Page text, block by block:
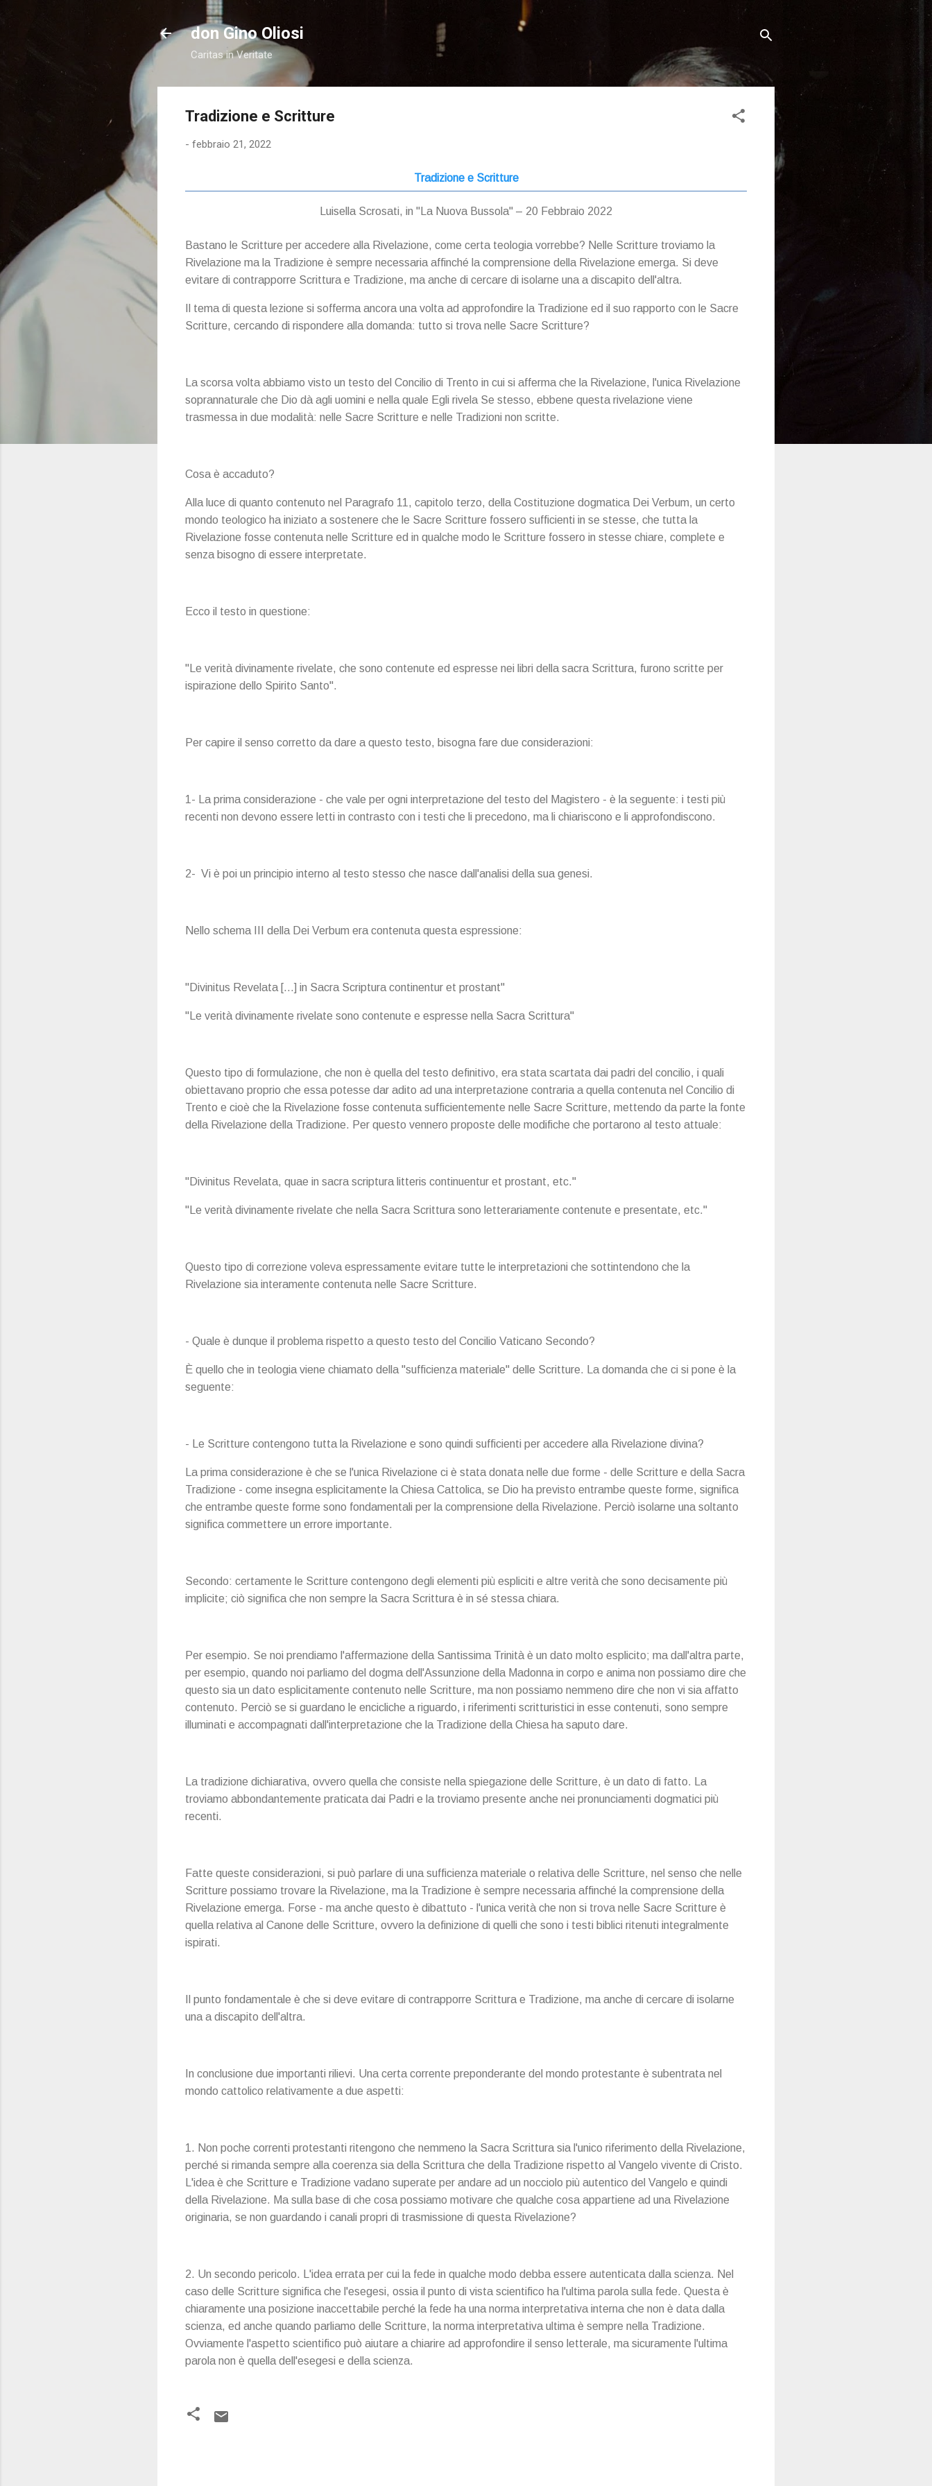
Passa ai contenuti principali
don Gino Oliosi
Caritas in Veritate
Tradizione e Scritture
- febbraio 21, 2022
Tradizione e Scritture
Luisella Scrosati, in "La Nuova Bussola" – 20 Febbraio 2022
Bastano le Scritture per accedere alla Rivelazione, come certa teologia vorrebbe? Nelle Scritture troviamo la
Rivelazione ma la Tradizione è sempre necessaria affinché la comprensione della Rivelazione emerga. Si deve
evitare di contrapporre Scrittura e Tradizione, ma anche di cercare di isolarne una a discapito dell'altra.
Il tema di questa lezione si sofferma ancora una volta ad approfondire la Tradizione ed il suo rapporto con le Sacre
Scritture, cercando di rispondere alla domanda: tutto si trova nelle Sacre Scritture?
La scorsa volta abbiamo visto un testo del Concilio di Trento in cui si afferma che la Rivelazione, l'unica Rivelazione
soprannaturale che Dio dà agli uomini e nella quale Egli rivela Se stesso, ebbene questa rivelazione viene
trasmessa in due modalità: nelle Sacre Scritture e nelle Tradizioni non scritte.
Cosa è accaduto?
Alla luce di quanto contenuto nel Paragrafo 11, capitolo terzo, della Costituzione dogmatica Dei Verbum, un certo
mondo teologico ha iniziato a sostenere che le Sacre Scritture fossero sufficienti in se stesse, che tutta la
Rivelazione fosse contenuta nelle Scritture ed in qualche modo le Scritture fossero in stesse chiare, complete e
senza bisogno di essere interpretate.
Ecco il testo in questione:
"Le verità divinamente rivelate, che sono contenute ed espresse nei libri della sacra Scrittura, furono scritte per
ispirazione dello Spirito Santo".
Per capire il senso corretto da dare a questo testo, bisogna fare due considerazioni:
1- La prima considerazione - che vale per ogni interpretazione del testo del Magistero - è la seguente: i testi più
recenti non devono essere letti in contrasto con i testi che li precedono, ma li chiariscono e li approfondiscono.
2- Vi è poi un principio interno al testo stesso che nasce dall'analisi della sua genesi.
Nello schema III della Dei Verbum era contenuta questa espressione:
"Divinitus Revelata [...] in Sacra Scriptura continentur et prostant"
"Le verità divinamente rivelate sono contenute e espresse nella Sacra Scrittura"
Questo tipo di formulazione, che non è quella del testo definitivo, era stata scartata dai padri del concilio, i quali
obiettavano proprio che essa potesse dar adito ad una interpretazione contraria a quella contenuta nel Concilio di
Trento e cioè che la Rivelazione fosse contenuta sufficientemente nelle Sacre Scritture, mettendo da parte la fonte
della Rivelazione della Tradizione. Per questo vennero proposte delle modifiche che portarono al testo attuale:
"Divinitus Revelata, quae in sacra scriptura litteris continuentur et prostant, etc."
"Le verità divinamente rivelate che nella Sacra Scrittura sono letterariamente contenute e presentate, etc."
Questo tipo di correzione voleva espressamente evitare tutte le interpretazioni che sottintendono che la
Rivelazione sia interamente contenuta nelle Sacre Scritture.
- Quale è dunque il problema rispetto a questo testo del Concilio Vaticano Secondo?
È quello che in teologia viene chiamato della "sufficienza materiale" delle Scritture. La domanda che ci si pone è la
seguente:
- Le Scritture contengono tutta la Rivelazione e sono quindi sufficienti per accedere alla Rivelazione divina?
La prima considerazione è che se l'unica Rivelazione ci è stata donata nelle due forme - delle Scritture e della Sacra
Tradizione - come insegna esplicitamente la Chiesa Cattolica, se Dio ha previsto entrambe queste forme, significa
che entrambe queste forme sono fondamentali per la comprensione della Rivelazione. Perciò isolarne una soltanto
significa commettere un errore importante.
Secondo: certamente le Scritture contengono degli elementi più espliciti e altre verità che sono decisamente più
implicite; ciò significa che non sempre la Sacra Scrittura è in sé stessa chiara.
Per esempio. Se noi prendiamo l'affermazione della Santissima Trinità è un dato molto esplicito; ma dall'altra parte,
per esempio, quando noi parliamo del dogma dell'Assunzione della Madonna in corpo e anima non possiamo dire che
questo sia un dato esplicitamente contenuto nelle Scritture, ma non possiamo nemmeno dire che non vi sia affatto
contenuto. Perciò se si guardano le encicliche a riguardo, i riferimenti scritturistici in esse contenuti, sono sempre
illuminati e accompagnati dall'interpretazione che la Tradizione della Chiesa ha saputo dare.
La tradizione dichiarativa, ovvero quella che consiste nella spiegazione delle Scritture, è un dato di fatto. La
troviamo abbondantemente praticata dai Padri e la troviamo presente anche nei pronunciamenti dogmatici più
recenti.
Fatte queste considerazioni, si può parlare di una sufficienza materiale o relativa delle Scritture, nel senso che nelle
Scritture possiamo trovare la Rivelazione, ma la Tradizione è sempre necessaria affinché la comprensione della
Rivelazione emerga. Forse - ma anche questo è dibattuto - l'unica verità che non si trova nelle Sacre Scritture è
quella relativa al Canone delle Scritture, ovvero la definizione di quelli che sono i testi biblici ritenuti integralmente
ispirati.
Il punto fondamentale è che si deve evitare di contrapporre Scrittura e Tradizione, ma anche di cercare di isolarne
una a discapito dell'altra.
In conclusione due importanti rilievi. Una certa corrente preponderante del mondo protestante è subentrata nel
mondo cattolico relativamente a due aspetti:
1. Non poche correnti protestanti ritengono che nemmeno la Sacra Scrittura sia l'unico riferimento della Rivelazione,
perché si rimanda sempre alla coerenza sia della Scrittura che della Tradizione rispetto al Vangelo vivente di Cristo.
L'idea è che Scritture e Tradizione vadano superate per andare ad un nocciolo più autentico del Vangelo e quindi
della Rivelazione. Ma sulla base di che cosa possiamo motivare che qualche cosa appartiene ad una Rivelazione
originaria, se non guardando i canali propri di trasmissione di questa Rivelazione?
2. Un secondo pericolo. L'idea errata per cui la fede in qualche modo debba essere autenticata dalla scienza. Nel
caso delle Scritture significa che l'esegesi, ossia il punto di vista scientifico ha l'ultima parola sulla fede. Questa è
chiaramente una posizione inaccettabile perché la fede ha una norma interpretativa interna che non è data dalla
scienza, ed anche quando parliamo delle Scritture, la norma interpretativa ultima è sempre nella Tradizione.
Ovviamente l'aspetto scientifico può aiutare a chiarire ad approfondire il senso letterale, ma sicuramente l'ultima
parola non è quella dell'esegesi e della scienza.